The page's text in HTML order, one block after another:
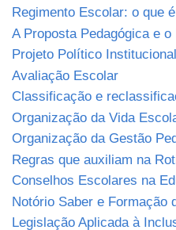
Regimento Escolar: o que
A Proposta Pedagógica e
Projeto Político
Avaliação Escolar
Classificação e
Organização da Vida
Organização da Gestão
Regras que auxiliam na
Conselhos Escolares na
Notório Saber e Formação
Legislação Aplicada à